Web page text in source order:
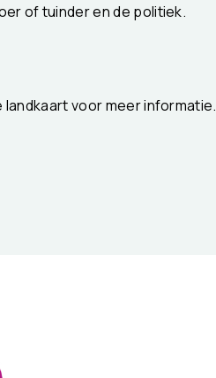
of tuinder en de politiek.
landkaart voor meer informatie.